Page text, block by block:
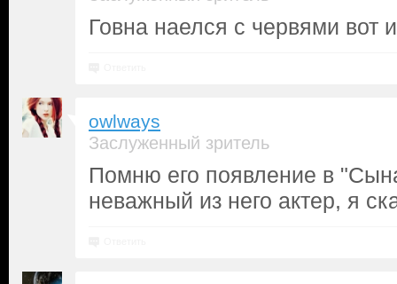
Говна наелся с червями вот
owlways
Заслуженный зритель
Помню его появление в
неважный из него актер, я